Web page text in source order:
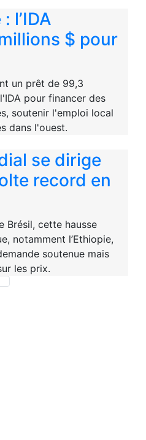
l’IDA
$ pour
un prêt de 99,3
pour financer des
soutenir l'emploi local
dans l'ouest.
se dirige
record en
Brésil, cette hausse
notamment l’Ethiopie,
soutenue mais
les prix.